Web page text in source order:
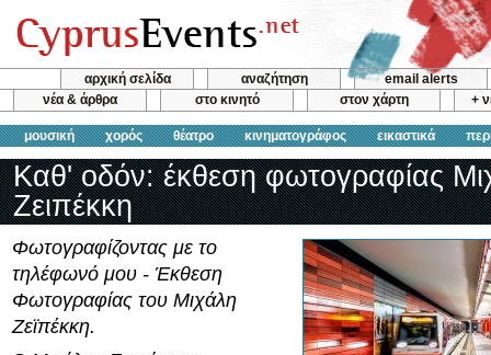
αρχική σελίδα αναζήτηση
email alerts
νέα & άρθρα
στο κινητό στον χάρτη +
μουσική χορός θέατρο κινηματογράφος εικαστικά
Καθ' οδόν: έκθεση φωτογραφίας
Ζειπέκκη
Φωτογραφίζοντας με το
τηλέφωνό μου - Έκθεση
Φωτογραφίας του Μιχάλη
Ζεϊπέκκη.